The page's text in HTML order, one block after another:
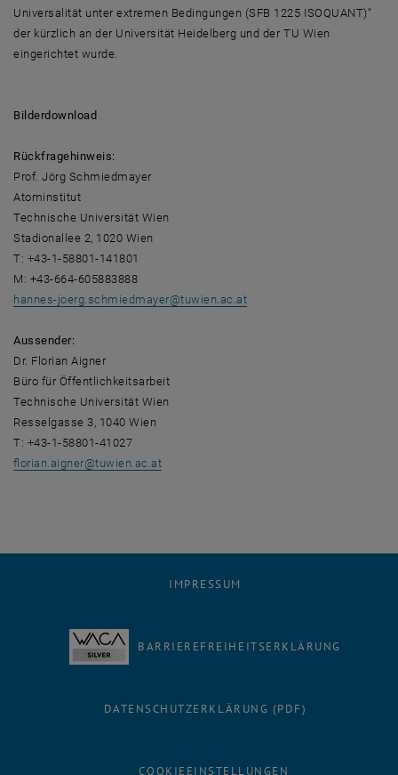
Universalität unter extremen Bedingungen (SFB 1225 ISOQUANT)“
der kürzlich an der Universität Heidelberg und der TU Wien
eingerichtet wurde.
Bilderdownload
Rückfragehinweis:
Prof. Jörg Schmiedmayer
Atominstitut
Technische Universität Wien
Stadionallee 2, 1020 Wien
T: +43-1-58801-141801
M: +43-664-605883888
hannes-joerg.schmiedmayer@tuwien.ac.at
Aussender:
Dr. Florian Aigner
Büro für Öffentlichkeitsarbeit
Technische Universität Wien
Resselgasse 3, 1040 Wien
T: +43-1-58801-41027
florian.aigner@tuwien.ac.at
IMPRESSUM
BARRIEREFREIHEITSERKLÄRUNG
DATENSCHUTZERKLÄRUNG (PDF)
COOKIEEINSTELLUNGEN